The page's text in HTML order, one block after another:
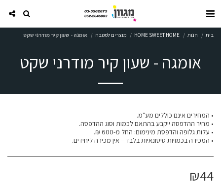
בית חנות HOME SWEET HOME מוצרים למטבח אומגה - שעון קיר מודרני שקט
אומגה - שעון קיר מודרני שקט
• המכירה בכמויות סיטונאיות בלבד – אין מכירה ליחידים.
₪44